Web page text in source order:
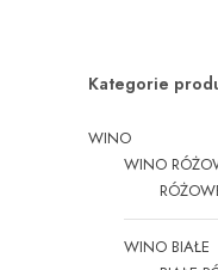
Kategorie
WINO
WINO
WINO BIAŁE